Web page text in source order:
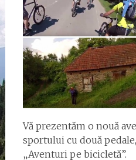
Vă prezentăm o nouă
sportului cu două
„Aventuri pe bicicletă”.